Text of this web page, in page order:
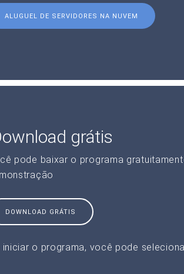
ALUGUEL DE SERVIDORES NA NUVEM
grátis
pode baixar o programa
DOWNLOAD GRÁTIS
iniciar o programa, você pode